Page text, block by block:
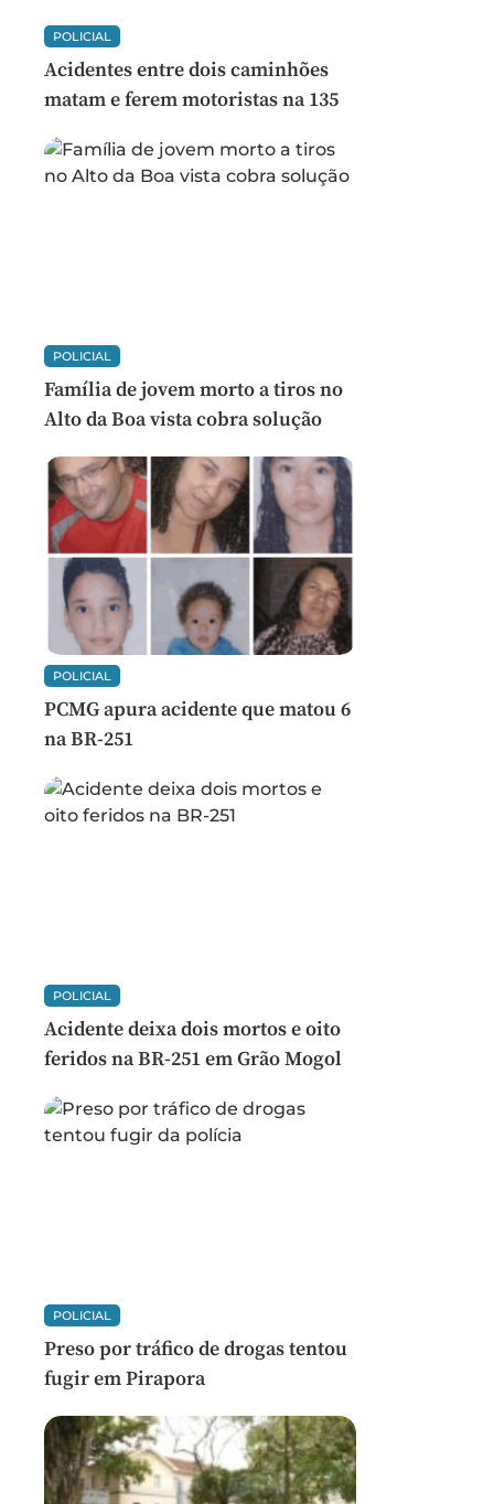
POLICIAL
Acidentes entre dois caminhões
matam e ferem motoristas na 135
POLICIAL
Família de jovem morto a tiros no
Alto da Boa vista cobra solução
POLICIAL
PCMG apura acidente que matou 6
na BR-251
POLICIAL
Acidente deixa dois mortos e oito
feridos na BR-251 em Grão Mogol
POLICIAL
Preso por tráfico de drogas tentou
fugir em Pirapora